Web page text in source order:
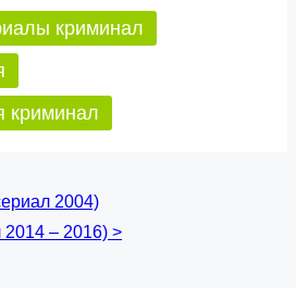
криминал
криминал
2004)
– 2016) >